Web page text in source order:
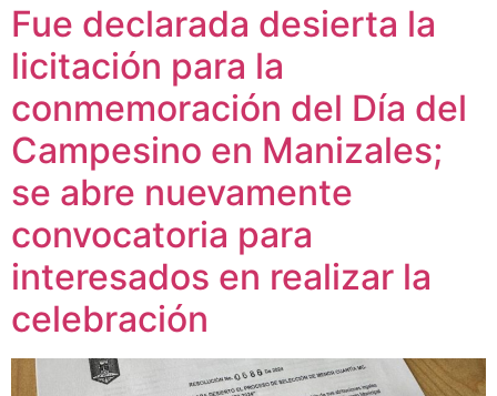
Fue declarada desierta la
licitación para la
conmemoración del Día del
Campesino en Manizales;
se abre nuevamente
convocatoria para
interesados en realizar la
celebración